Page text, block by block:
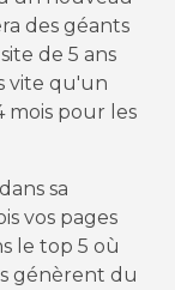
des géants
de 5 ans
vite qu'un
mois pour les
sa
vos pages
le top 5 où
génèrent du